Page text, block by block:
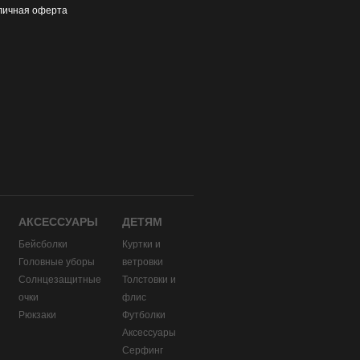
оферта
АКСЕССУАРЫ
Бейсболки
Головные уборы
Солнцезащитные
очки
Рюкзаки
ДЕТЯМ
Куртки и
ветровки
Толстовки и
флис
Футболки
Аксессуары
Серфинг